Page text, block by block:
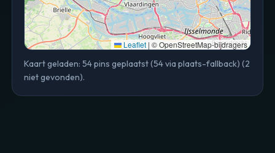
Leaflet | © OpenStreetMap-bijdragers
Kaart geladen: 54 pins geplaatst (54 via plaats-fallback) (2
niet gevonden).